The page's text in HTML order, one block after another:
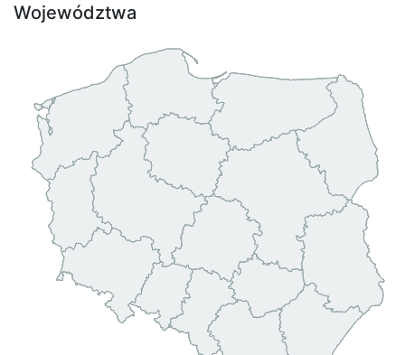
Województwa